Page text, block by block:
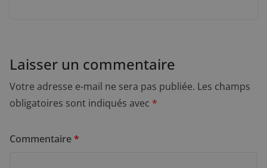
Laisser un commentaire
Votre adresse e-mail ne sera pas publiée. Les champs
obligatoires sont indiqués avec *
Commentaire*